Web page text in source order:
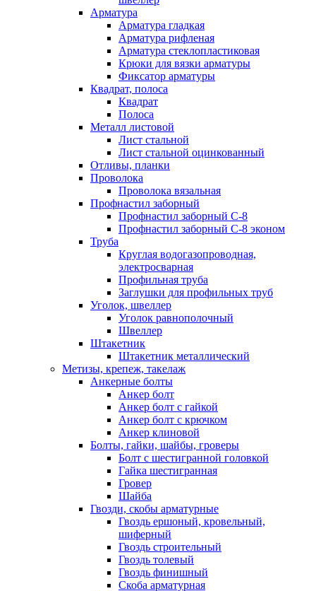
Арматура
Арматура гладкая
Арматура рифленая
Арматура стеклопластиковая
Крюки для вязки арматуры
Фиксатор арматуры
Квадрат, полоса
Квадрат
Полоса
Металл листовой
Лист стальной
Лист стальной оцинкованный
Отливы, планки
Проволока
Проволока вязальная
Профнастил заборный
Профнастил заборный С-8
Профнастил заборный С-8 эконом
Труба
Круглая водогазопроводная,
электросварная
Профильная труба
Заглушки для профильных труб
Уголок, швеллер
Уголок равнополочный
Швеллер
Штакетник
Штакетник металлический
Метизы, крепеж, такелаж
Анкерные болты
Анкер болт
Анкер болт с гайкой
Анкер болт с крючком
Анкер клиновой
Болты, гайки, шайбы, гроверы
Болт c шестигранной головкой
Гайка шестигранная
Гровер
Шайба
Гвозди, скобы арматурные
Гвоздь ершоный, кровельный,
шиферный
Гвоздь строительный
Гвоздь толевый
Гвоздь финишный
Скоба арматурная